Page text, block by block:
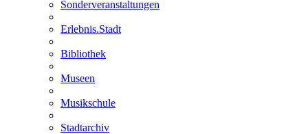
Sonderveranstaltungen
Erlebnis.Stadt
Bibliothek
Museen
Musikschule
Stadtarchiv